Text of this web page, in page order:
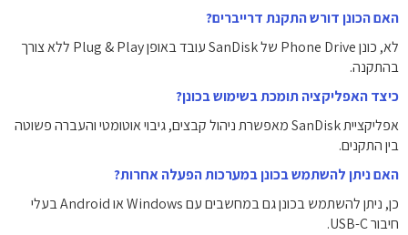
האם הכונן דורש התקנת דרייברים?
לא, כונן Phone Drive של SanDisk עובד באופן Plug & Play ללא צורך
בהתקנה.
כיצד האפליקציה תומכת בשימוש בכונן?
אפליקציית SanDisk מאפשרת ניהול קבצים, גיבוי אוטומטי והעברה פשוטה
בין התקנים.
האם ניתן להשתמש בכונן במערכות הפעלה אחרות?
כן, ניתן להשתמש בכונן גם במחשבים עם Windows או Android בעלי
חיבור USB-C.